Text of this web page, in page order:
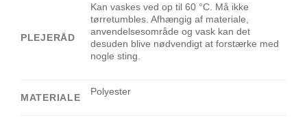
PLEJERÅD
Kan vaskes ved op til 60 °C. Må ikke
tørretumbles. Afhængig af materiale,
anvendelsesområde og vask kan det
desuden blive nødvendigt at forstærke med
nogle sting.
MATERIALE
Polyester